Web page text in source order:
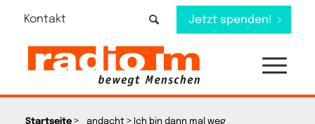
Kontakt Jetzt spenden!
Startseite> andacht> Ich bin dann mal weg